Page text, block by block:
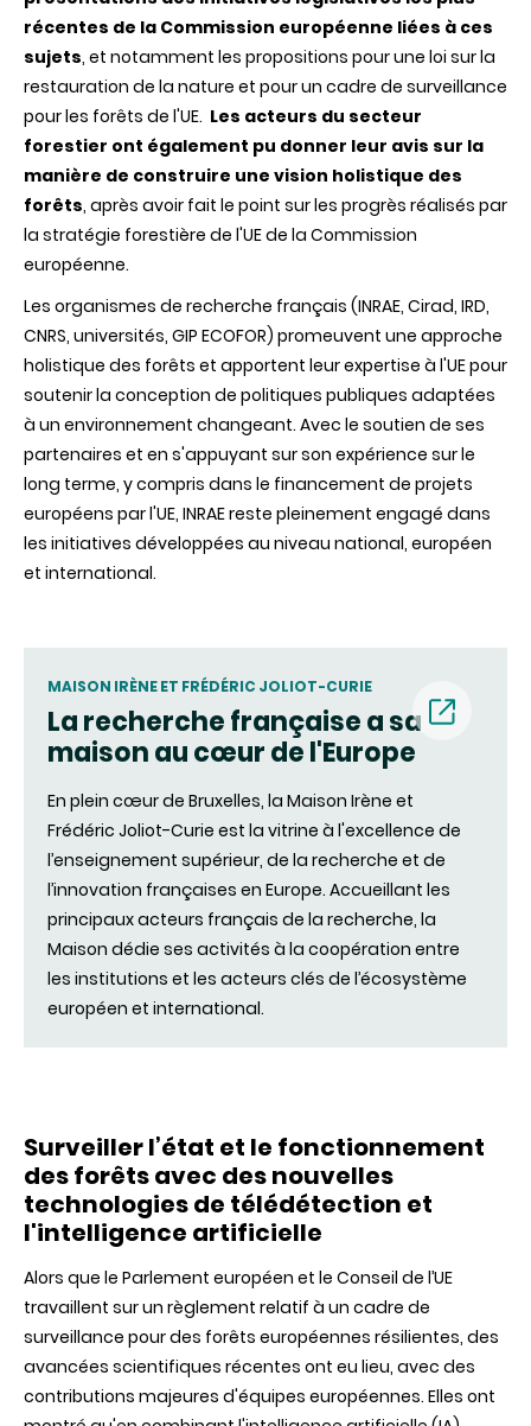
récentes de la Commission européenne liées à ces
sujets, et notamment les propositions pour une loi sur la
restauration de la nature et pour un cadre de surveillance
pour les forêts de l'UE. Les acteurs du secteur
forestier ont également pu donner leur avis sur la
manière de construire une vision holistique des
forêts, après avoir fait le point sur les progrès réalisés par
la stratégie forestière de l'UE de la Commission
européenne.
Les organismes de recherche français (INRAE, Cirad, IRD,
CNRS, universités, GIP ECOFOR) promeuvent une approche
holistique des forêts et apportent leur expertise à l'UE pour
soutenir la conception de politiques publiques adaptées
à un environnement changeant. Avec le soutien de ses
partenaires et en s'appuyant sur son expérience sur le
long terme, y compris dans le financement de projets
européens par l'UE, INRAE reste pleinement engagé dans
les initiatives développées au niveau national, européen
et international.
MAISON IRÈNE ET FRÉDÉRIC JOLIOT-CURIE
La recherche française a sa
maison au cœur de l'Europe
fenêtre)
En plein cœur de Bruxelles, la Maison Irène et
Frédéric Joliot-Curie est la vitrine à l'excellence de
l’enseignement supérieur, de la recherche et de
l’innovation françaises en Europe. Accueillant les
principaux acteurs français de la recherche, la
Maison dédie ses activités à la coopération entre
les institutions et les acteurs clés de l’écosystème
européen et international.
Surveiller l’état et le fonctionnement
des forêts avec des nouvelles
technologies de télédétection et
l'intelligence artificielle
Alors que le Parlement européen et le Conseil de l’UE
travaillent sur un règlement relatif à un cadre de
surveillance pour des forêts européennes résilientes, des
avancées scientifiques récentes ont eu lieu, avec des
contributions majeures d'équipes européennes. Elles ont